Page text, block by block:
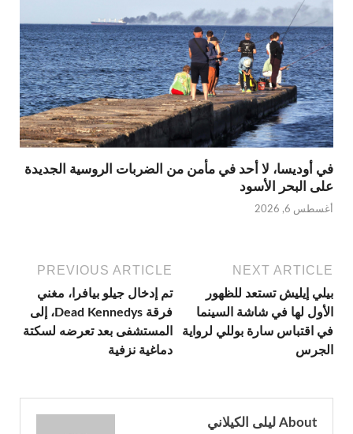
في أوديسا، لا أحد في مأمن من الضربات الروسية الجديدة
على البحر الأسود
أغسطس 6, 2026
PREVIOUS ARTICLE
تم إدخال جيلو بيافرا، مغني
فرقة Dead Kennedys، إلى
المستشفى بعد تعرضه لسكتة
دماغية نزفية
NEXT ARTICLE
بيلي إيليش تستعد للظهور
الأول لها في شاشة السينما
في اقتباس سارة بوللي لرواية
الجرس
About ليلى الكيلاني